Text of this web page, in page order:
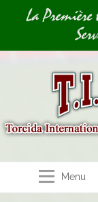
Image 01
La
Menu